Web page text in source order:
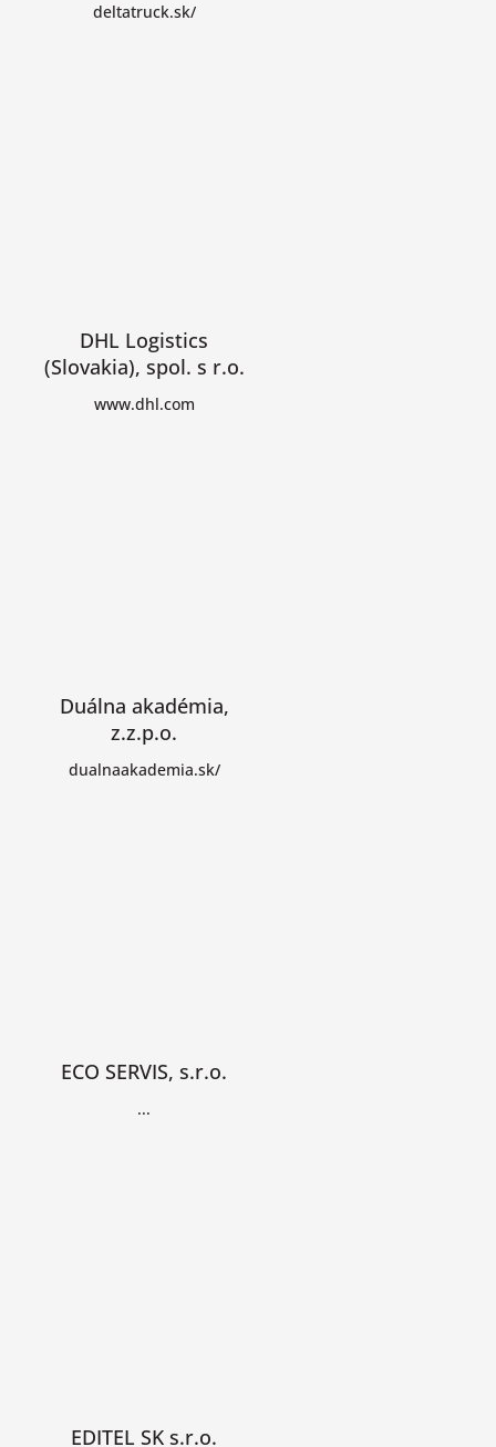
deltatruck.sk/
DHL Logistics
(Slovakia), spol. s r.o.
www.dhl.com
Duálna akadémia,
z.z.p.o.
dualnaakademia.sk/
ECO SERVIS, s.r.o.
...
EDITEL SK s.r.o.